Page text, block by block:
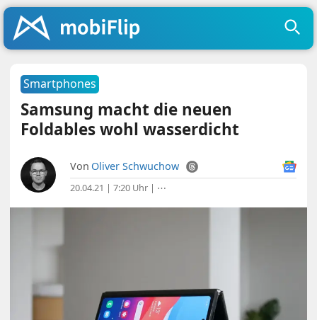
Smartphones
Samsung macht die neuen
Foldables wohl wasserdicht
Von Oliver Schwuchow
20.04.21 | 7:20 Uhr | ⋯